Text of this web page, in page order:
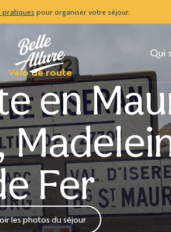
pratiques pour organiser votre séjour.
Qui
Vélo de route
en
Fer
les photos du séjour